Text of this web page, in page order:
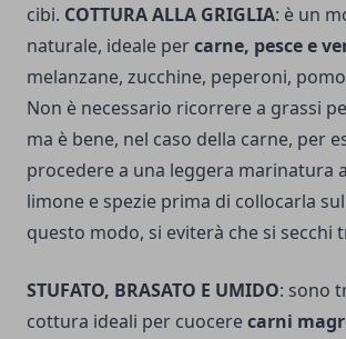
cibi. COTTURA ALLA GRIGLIA: è un
naturale, ideale percarne, pesce e
melanzane, zucchine, peperoni,
Non è necessario ricorrere a grassi
ma è bene, nel caso della carne, per
procedere a una leggera marinatura
limone e spezie prima di collocarla
questo modo, si eviterà che si secchi
STUFATO, BRASATO E UMIDO: sono
cottura ideali per cuocerecarni